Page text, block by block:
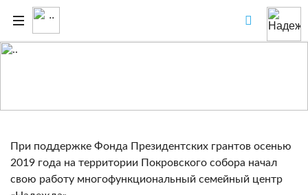
При поддержке Фонда Президентских грантов осенью
2019 года на территории Покровского собора начал
свою работу многофункциональный семейный центр